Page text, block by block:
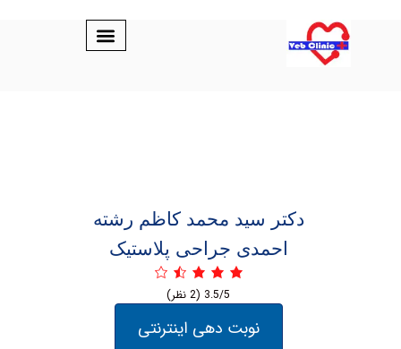
دکتر ‏سید محمد ‏کاظم ‏رشته
‏احمدی جراحی پلاستیک
نوبت دهی اینترنتی